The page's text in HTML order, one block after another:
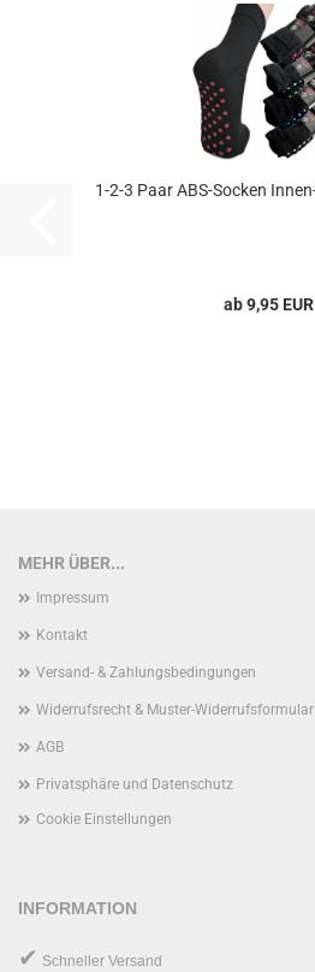
1-2-3 Paar ABS-Socken
ab 9,95 EUR
MEHR ÜBER...
Impressum
Kontakt
Versand- & Zahlungsbedingungen
Widerrufsrecht & Muster-Widerrufsformular
AGB
Privatsphäre und Datenschutz
Cookie Einstellungen
INFORMATION
✔ Schneller Versand